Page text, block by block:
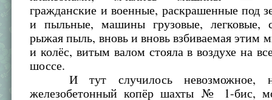
гражданские и военные, раскрашенные под
и пыльные, машины грузовые, легковые,
рыжая пыль, вновь и вновь взбиваемая этим
и колёс, витым валом стояла в воздухе на
шоссе.
И тут случилось невозможное,
железобетонный копёр шахты № 1-бис,